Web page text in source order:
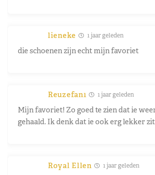
lieneke 1 jaar geleden
die schoenen zijn echt mijn favoriet
Reuzefan1 1 jaar geleden
Mijn favoriet! Zo goed te zien dat ie
gehaald. Ik denk dat ie ook erg lekker
Royal Ellen 1 jaar geleden